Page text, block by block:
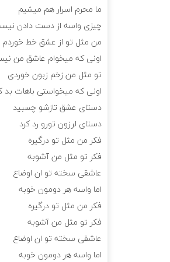
ما محرم اسرار هم میشیم
چیزی واسه از دست دادن
من مثل تو از عشق خط خوردم
اونی که میخوام عاشق من
تو مثل من زخم زبون خوردی
اونی که میخواستی باهات بد
دستای عشق تازشو چسبید
دستای لرزون تورو رد کرد
فکر من مثل تو درگیره
فکر تو مثل من آشوبه
عاشقی سخته تو ان اوضاع
اما واسه هر دومون خوبه
فکر من مثل تو درگیره
فکر تو مثل من آشوبه
عاشقی سخته تو ان اوضاع
اما واسه هر دومون خوبه